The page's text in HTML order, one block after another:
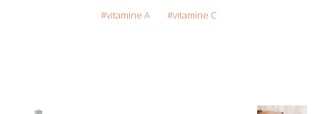
vitamine A
vitamine C